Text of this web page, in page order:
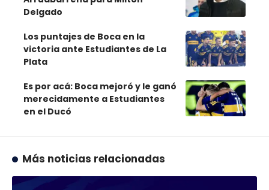
Delgado
Los puntajes de Boca en la
victoria ante Estudiantes de La
Plata
Es por acá: Boca mejoró y le ganó
merecidamente a Estudiantes
en el Ducó
Más noticias relacionadas